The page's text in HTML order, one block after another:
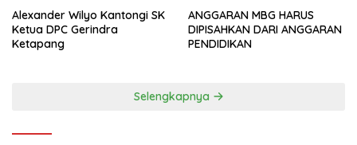
Alexander Wilyo Kantongi SK
Ketua DPC Gerindra
Ketapang
ANGGARAN MBG HARUS
DIPISAHKAN DARI ANGGARAN
PENDIDIKAN
Selengkapnya